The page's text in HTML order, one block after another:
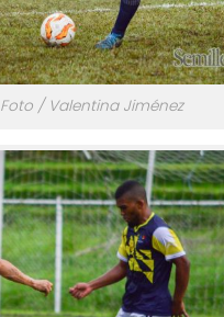
Foto / Valentina Jiménez